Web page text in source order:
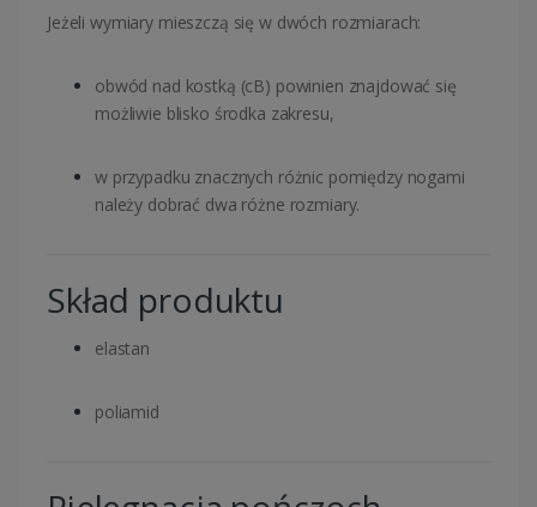
Jeżeli wymiary mieszczą się w dwóch rozmiarach:
obwód nad kostką (cB) powinien znajdować się
możliwie blisko środka zakresu,
w przypadku znacznych różnic pomiędzy nogami
należy dobrać dwa różne rozmiary.
Skład produktu
elastan
poliamid